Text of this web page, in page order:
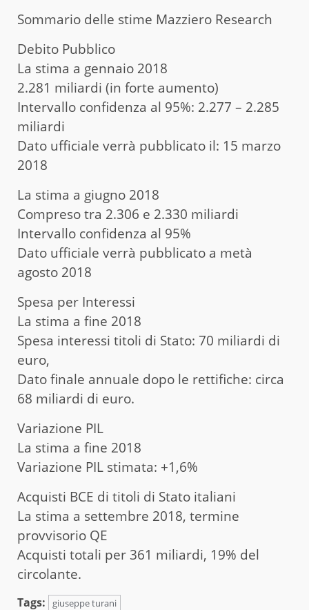
Sommario delle stime Mazziero Research
Debito Pubblico
La stima a gennaio 2018
2.281 miliardi (in forte aumento)
Intervallo confidenza al 95%: 2.277 – 2.285
miliardi
Dato ufficiale verrà pubblicato il: 15 marzo
2018
La stima a giugno 2018
Compreso tra 2.306 e 2.330 miliardi
Intervallo confidenza al 95%
Dato ufficiale verrà pubblicato a metà
agosto 2018
Spesa per Interessi
La stima a fine 2018
Spesa interessi titoli di Stato: 70 miliardi di
euro,
Dato finale annuale dopo le rettifiche: circa
68 miliardi di euro.
Variazione PIL
La stima a fine 2018
Variazione PIL stimata: +1,6%
Acquisti BCE di titoli di Stato italiani
La stima a settembre 2018, termine
provvisorio QE
Acquisti totali per 361 miliardi, 19% del
circolante.
Tags: giuseppe turani